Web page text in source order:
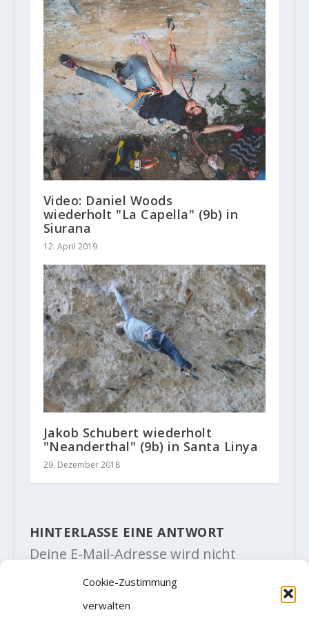
Cookie-Zustimmung
verwalten
Video: Daniel Woods
wiederholt "La Capella" (9b) in
Siurana
12. April 2019
Jakob Schubert wiederholt
"Neanderthal" (9b) in Santa Linya
29. Dezember 2018
HINTERLASSE EINE ANTWORT
Deine E-Mail-Adresse wird nicht
sind mit*markiert